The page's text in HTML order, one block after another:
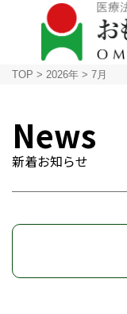
TOP > 2026年 > 7月
News
新着お知らせ